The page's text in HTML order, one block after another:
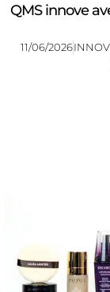
QMS innove
11/06/2026